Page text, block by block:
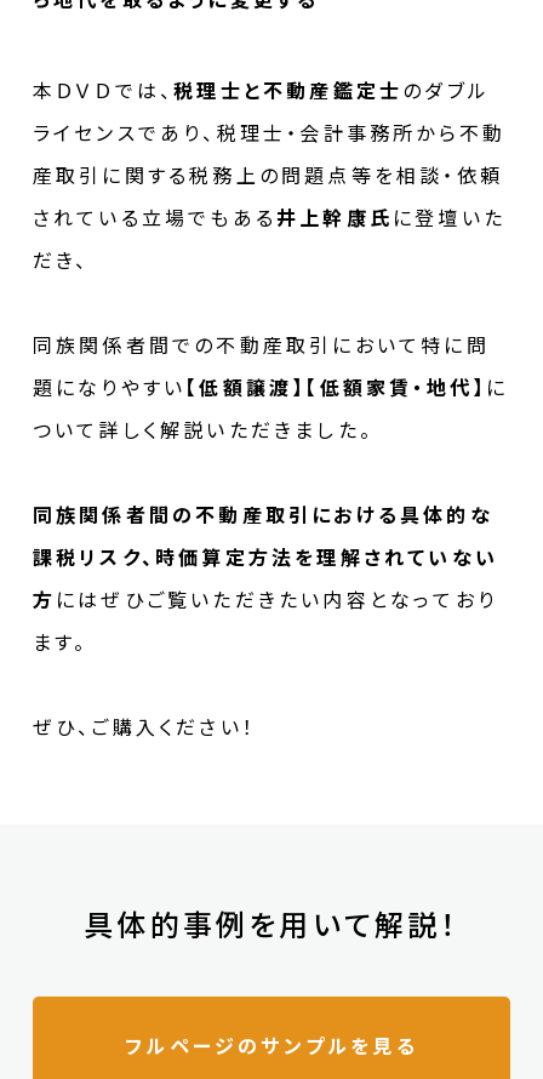
本ＤＶＤでは、税理士と不動産鑑定士のダブル
ライセンスであり、税理士・会計事務所から不動
産取引に関する税務上の問題点等を相談・依頼
されている立場でもある井上幹康氏 に登壇いた
だき、
同族関係者間での不動産取引において特に問
題になりやすい 【低額譲渡】【低額家賃・地代】 に
ついて詳しく解説いただきました。
同族関係者間の不動産取引における具体的な
課税リスク、時価算定方法を理解されていない
方 にはぜひご覧いただきたい内容となっており
ます。
ぜひ、ご購入ください！
具体的事例を用いて解説！
フルページのサンプルを見る